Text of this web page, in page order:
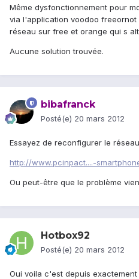
Même dysfonctionnement pour
via l'application voodoo
réseau sur free et orange qui s
Aucune solution trouvée.
bibafranck
Posté(e) 20 mars 2012
Essayez de reconfigurer le
http://www.pcinpact....-
Ou peut-être que le problème
Hotbox92
Posté(e) 20 mars 2012
Oui voila c'est depuis